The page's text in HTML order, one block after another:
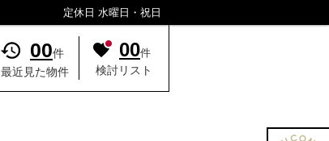
定休日 水曜日・祝日
00件
最近見た物件
00件
検討リスト